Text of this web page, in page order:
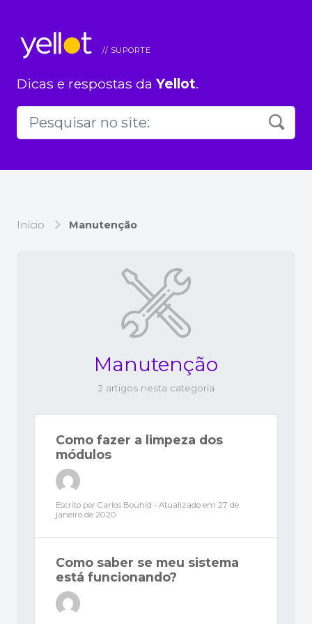
Dicas e respostas da Yellot.
Início Manutenção
Manutenção
2 artigos nesta categoria
Como fazer a limpeza dos
módulos
Escrito por Carlos Bouhid - Atualizado em 27 de
janeiro de 2020
Como saber se meu sistema
está funcionando?